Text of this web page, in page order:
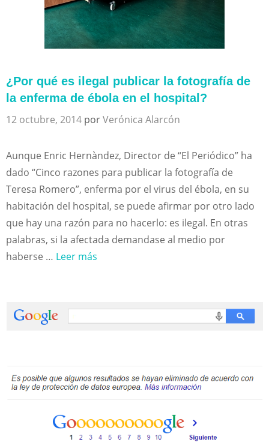
¿Por qué es ilegal publicar la fotografía de
la enferma de ébola en el hospital?
12 octubre, 2014 porVerónica Alarcón
Aunque Enric Hernàndez, Director de “El Periódico” ha
dado “Cinco razones para publicar la fotografía de
Teresa Romero”, enferma por el virus del ébola, en su
habitación del hospital, se puede afirmar por otro lado
que hay una razón para no hacerlo: es ilegal. En otras
palabras, si la afectada demandase al medio por
haberse … Leer más